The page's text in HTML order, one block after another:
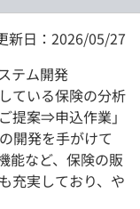
新日：2026/05/27
テム開発
ている保険の分析
提案⇒申込作業」
開発を手がけて
能など、保険の販
充実しており、や